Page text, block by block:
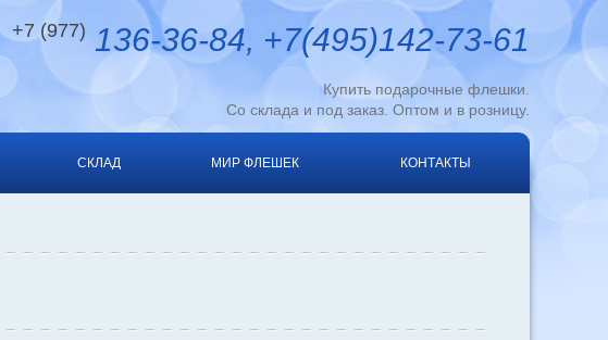
+7 (977) 136-36-84, +7(495)142-73-61
Купить подарочные флешки.
Со склада и под заказ. Оптом и в розницу.
СКЛАД МИР ФЛЕШЕК КОНТАКТЫ